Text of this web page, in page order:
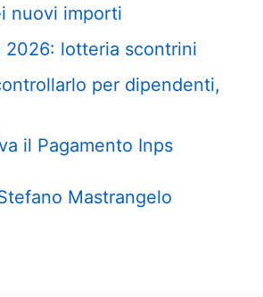
nuovi importi
2026: lotteria scontrini
per dipendenti,
il Pagamento Inps
Mastrangelo